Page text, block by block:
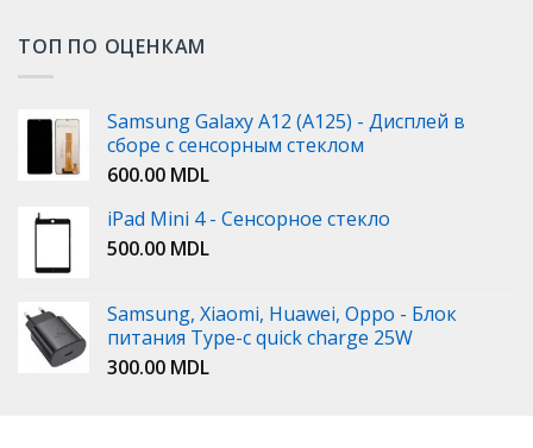
ТОП ПО ОЦЕНКАМ
Samsung Galaxy A12 (A125) - Дисплей в
сборе с сенсорным стеклом
600.00 MDL
iPad Mini 4 - Сенсорное стекло
500.00 MDL
Samsung, Xiaomi, Huawei, Oppo - Блок
питания Type-c quick charge 25W
300.00 MDL